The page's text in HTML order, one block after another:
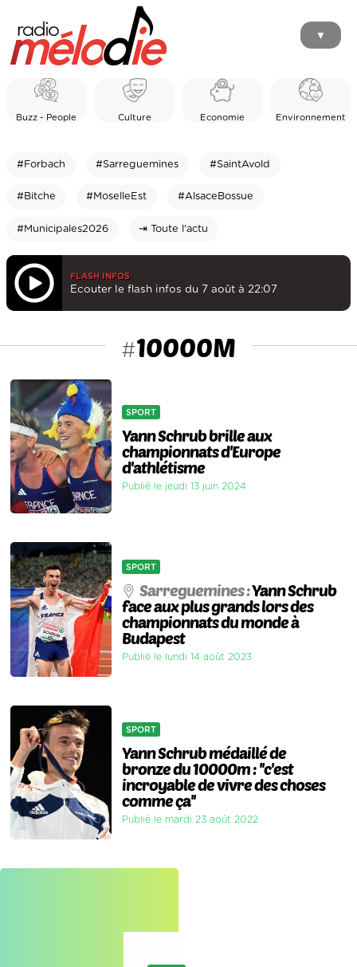
▼
Buzz - People Culture Economie Environnement
#Forbach #Sarreguemines #SaintAvold
#Bitche #MoselleEst #AlsaceBossue
#Municipales2026 ⇥ Toute l'actu
FLASH INFOS
Ecouter le flash infos du 7 août à 22:07
#10000M
SPORT
Yann Schrub brille aux
championnats d'Europe
d'athlétisme
Publié le jeudi 13 juin 2024
SPORT
Sarreguemines :Yann Schrub
face aux plus grands lors des
championnats du monde à
Budapest
Publié le lundi 14 août 2023
SPORT
Yann Schrub médaillé de
bronze du 10000m : ''c'est
incroyable de vivre des choses
comme ça''
Publié le mardi 23 août 2022